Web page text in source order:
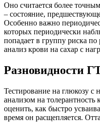
Оно считается более
– состояние,
Особенно важно
которых периодически
попадает в группу риска
анализ крови на сахар с
Разновидности
Тестирование на глюкозу с
анализом на толерантность
оценить, как быстро
время он расщепляется.